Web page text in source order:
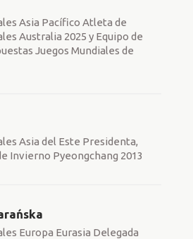
Asia Pacífico Atleta de
Australia 2025 y Equipo de
Juegos Mundiales de
Asia del Este Presidenta,
Invierno Pyeongchang 2013
Europa Eurasia Delegada